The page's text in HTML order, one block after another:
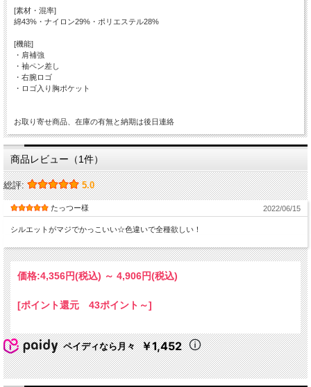
[素材・混率]
綿43%・ナイロン29%・ポリエステル28%
[機能]
・肩補強
・袖ペン差し
・右腕ロゴ
・ロゴ入り胸ポケット
お取り寄せ商品、在庫の有無と納期は後日連絡
商品レビュー（1件）
総評: 5.0
たっつー様 2022/06/15
シルエットがマジでかっこいい☆色違いで全種欲しい！
価格:4,356円(税込) ～ 4,906円(税込)
[ポイント還元 43ポイント～]
ペイディなら月々 ￥1,452